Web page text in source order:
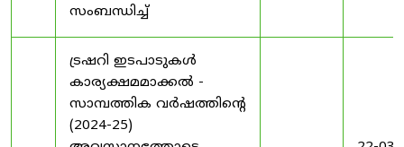
സംബന്ധിച്ച്
ട്രഷറി ഇടപാടുകൾ
കാര്യക്ഷമമാക്കൽ -
സാമ്പത്തിക വർഷത്തിന്റെ
(2024-25)